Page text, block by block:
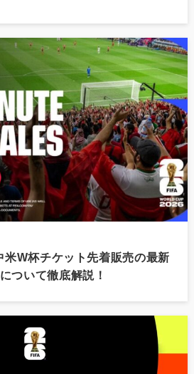
米W杯チケット先着販売の最新
ついて徹底解説！